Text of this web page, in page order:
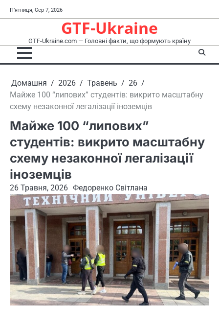
до
П’ятниця, Сер 7, 2026
GTF-Ukraine
GTF-Ukraine.com — Головні факти, що формують країну
Домашня 2026 Травень
26
Майже 100 “липових” студентів: викрито масштабну
схему незаконної легалізації іноземців
Майже 100 “липових”
студентів: викрито масштабну
схему незаконної легалізації
іноземців
26 Травня, 2026 Федоренко Світлана